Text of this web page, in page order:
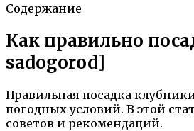
Содержание
Как правильно
sadogorod]
Правильная посадка
погодных условий. В этой
советов и рекомендаций.